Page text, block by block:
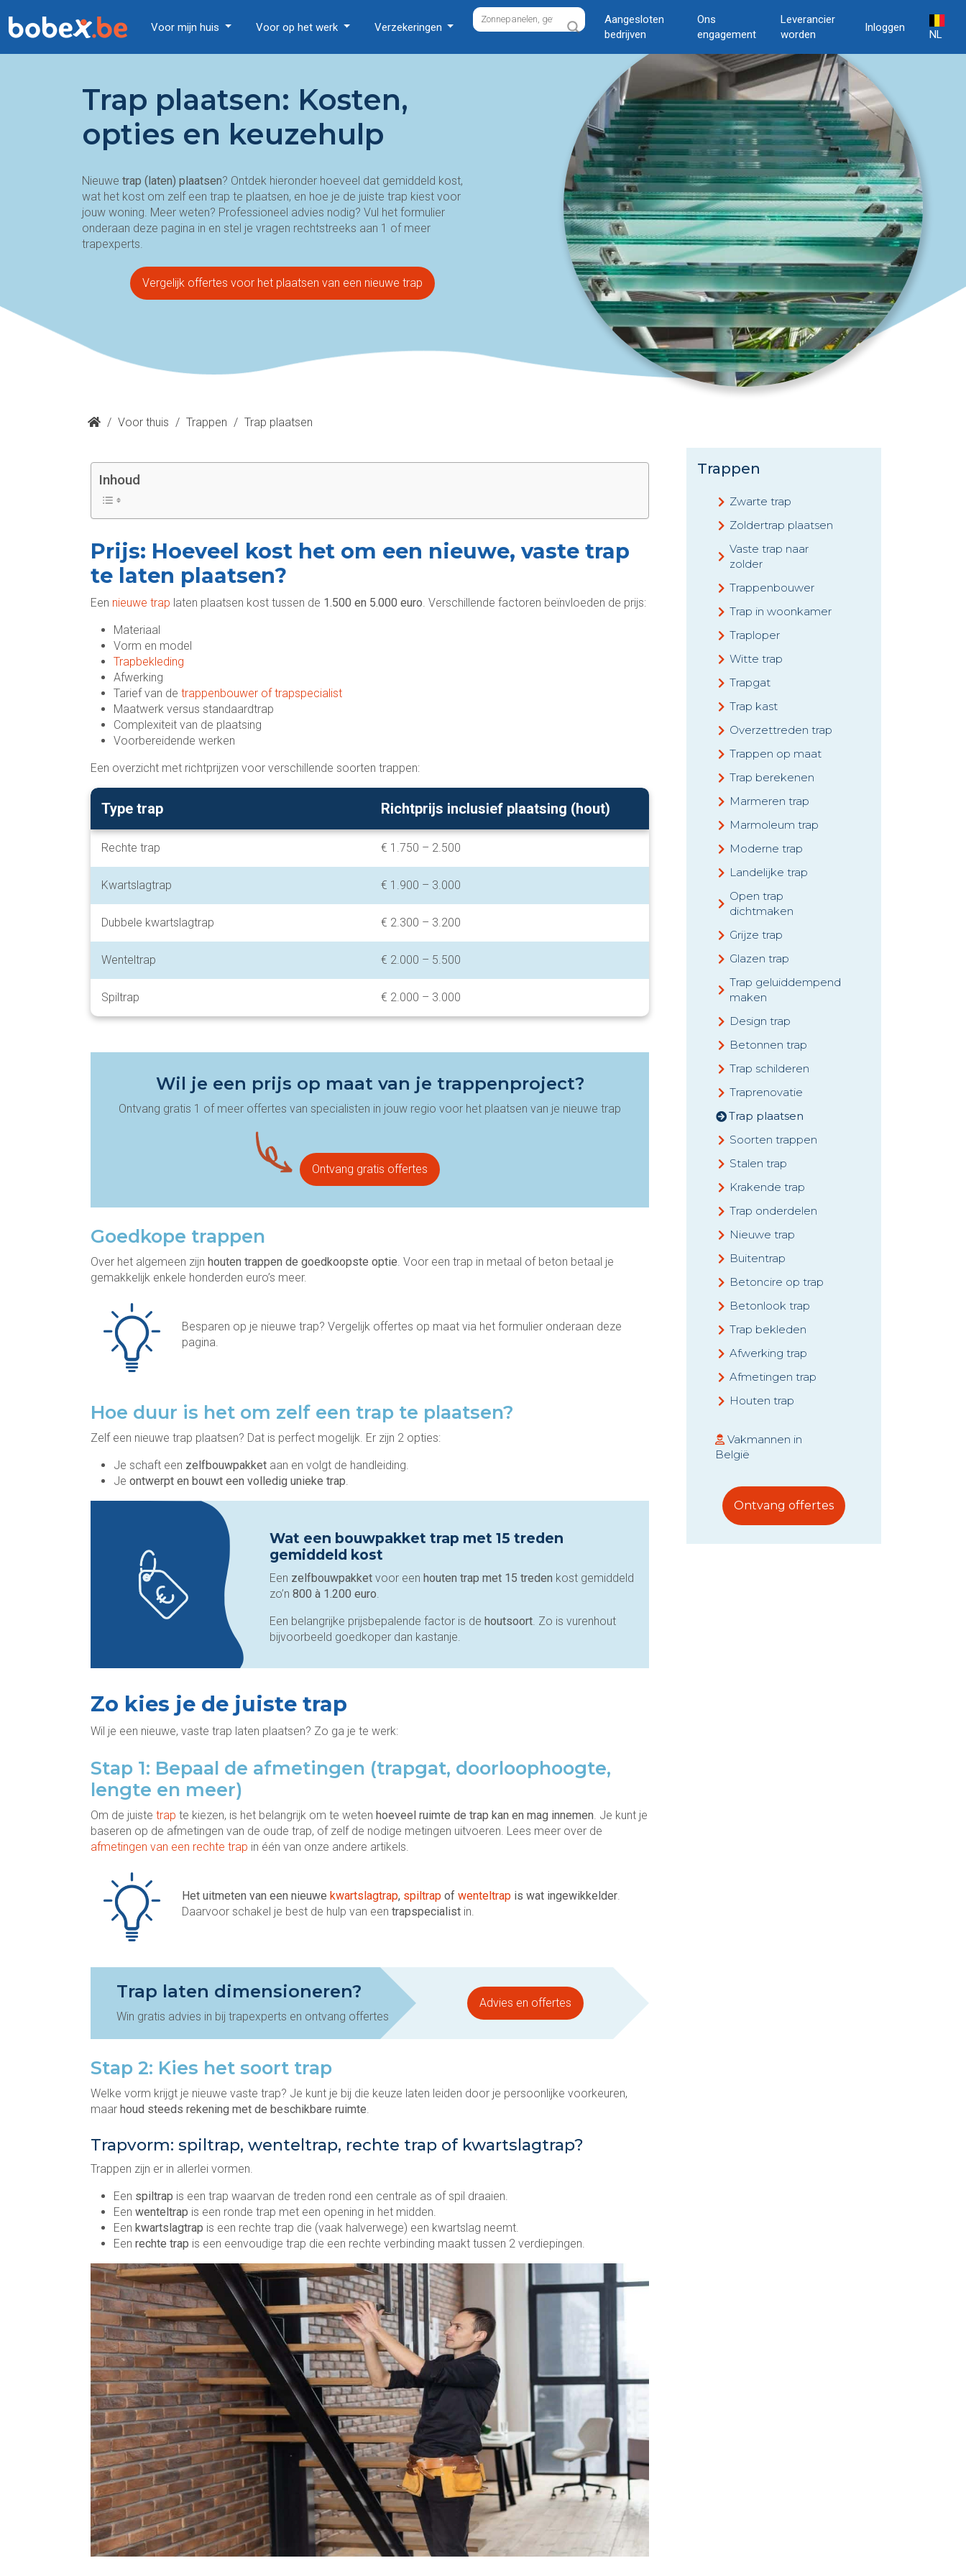
Voor mijn huis Voor op het werk Verzekeringen
Aangesloten
bedrijven
Ons
engagement
Leverancier
worden
Inloggen
NL
Trap plaatsen: Kosten,
opties en keuzehulp
Nieuwe trap (laten) plaatsen? Ontdek hieronder hoeveel dat gemiddeld kost,
wat het kost om zelf een trap te plaatsen, en hoe je de juiste trap kiest voor
jouw woning. Meer weten? Professioneel advies nodig? Vul het formulier
onderaan deze pagina in en stel je vragen rechtstreeks aan 1 of meer
trapexperts.
Vergelijk offertes voor het plaatsen van een nieuwe trap
/ Voor thuis / Trappen / Trap plaatsen
Inhoud
Prijs: Hoeveel kost het om een nieuwe, vaste trap
te laten plaatsen?
Een nieuwe trap laten plaatsen kost tussen de 1.500 en 5.000 euro. Verschillende factoren beïnvloeden de prijs:
Materiaal
Vorm en model
Trapbekleding
Afwerking
Tarief van de trappenbouwer of trapspecialist
Maatwerk versus standaardtrap
Complexiteit van de plaatsing
Voorbereidende werken
Een overzicht met richtprijzen voor verschillende soorten trappen:
Type trap Richtprijs inclusief plaatsing (hout)
Rechte trap € 1.750 – 2.500
Kwartslagtrap € 1.900 – 3.000
Dubbele kwartslagtrap € 2.300 – 3.200
Wenteltrap € 2.000 – 5.500
Spiltrap € 2.000 – 3.000
Wil je een prijs op maat van je trappenproject?
Ontvang gratis 1 of meer offertes van specialisten in jouw regio voor het plaatsen van je nieuwe trap
Ontvang gratis offertes
Goedkope trappen
Over het algemeen zijn houten trappen de goedkoopste optie. Voor een trap in metaal of beton betaal je
gemakkelijk enkele honderden euro’s meer.
Besparen op je nieuwe trap? Vergelijk offertes op maat via het formulier onderaan deze
pagina.
Hoe duur is het om zelf een trap te plaatsen?
Zelf een nieuwe trap plaatsen? Dat is perfect mogelijk. Er zijn 2 opties:
Je schaft een zelfbouwpakket aan en volgt de handleiding.
Je ontwerpt en bouwt een volledig unieke trap.
Wat een bouwpakket trap met 15 treden
gemiddeld kost
Een zelfbouwpakketvoor een houten trap met 15 treden kost gemiddeld
zo’n800 à 1.200 euro.
Een belangrijke prijsbepalende factor is dehoutsoort. Zo is vurenhout
bijvoorbeeld goedkoper dan kastanje.
Zo kies je de juiste trap
Wil je een nieuwe, vaste trap laten plaatsen? Zo ga je te werk:
Stap 1: Bepaal de afmetingen (trapgat, doorloophoogte,
lengte en meer)
Om de juiste trap te kiezen, is het belangrijk om te weten hoeveel ruimte de trap kan en mag innemen. Je kunt je
baseren op de afmetingen van de oude trap, of zelf de nodige metingen uitvoeren. Lees meer over de
afmetingen van een rechte trap in één van onze andere artikels.
Het uitmeten van een nieuwe kwartslagtrap, spiltrap of wenteltrap is wat ingewikkelder.
Daarvoor schakel je best de hulp van een trapspecialist in.
Trap laten dimensioneren?
Win gratis advies in bij trapexperts en ontvang offertes
Advies en offertes
Stap 2: Kies het soort trap
Welke vorm krijgt je nieuwe vaste trap? Je kunt je bij die keuze laten leiden door je persoonlijke voorkeuren,
maar houd steeds rekening met de beschikbare ruimte.
Trapvorm: spiltrap, wenteltrap, rechte trap of kwartslagtrap?
Trappen zijn er in allerlei vormen.
Een spiltrap is een trap waarvan de treden rond een centrale as of spil draaien.
Een wenteltrap is een ronde trap met een opening in het midden.
Een kwartslagtrap is een rechte trap die (vaak halverwege) een kwartslag neemt.
Een rechte trap is een eenvoudige trap die een rechte verbinding maakt tussen 2 verdiepingen.
Trappen
Zwarte trap
Zoldertrap plaatsen
Vaste trap naar
zolder
Trappenbouwer
Trap in woonkamer
Traploper
Witte trap
Trapgat
Trap kast
Overzettreden trap
Trappen op maat
Trap berekenen
Marmeren trap
Marmoleum trap
Moderne trap
Landelijke trap
Open trap
dichtmaken
Grijze trap
Glazen trap
Trap geluiddempend
maken
Design trap
Betonnen trap
Trap schilderen
Traprenovatie
Trap plaatsen
Soorten trappen
Stalen trap
Krakende trap
Trap onderdelen
Nieuwe trap
Buitentrap
Betoncire op trap
Betonlook trap
Trap bekleden
Afwerking trap
Afmetingen trap
Houten trap
Vakmannen in
België
Ontvang offertes